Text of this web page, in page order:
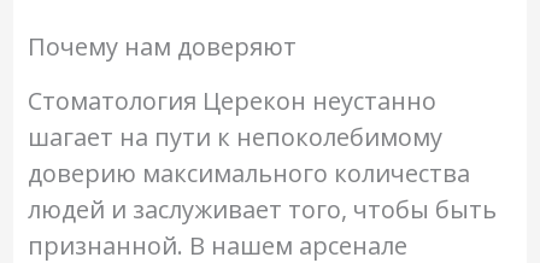
Почему нам доверяют
Стоматология Церекон неустанно
шагает на пути к непоколебимому
доверию максимального количества
людей и заслуживает того, чтобы быть
признанной. В нашем арсенале